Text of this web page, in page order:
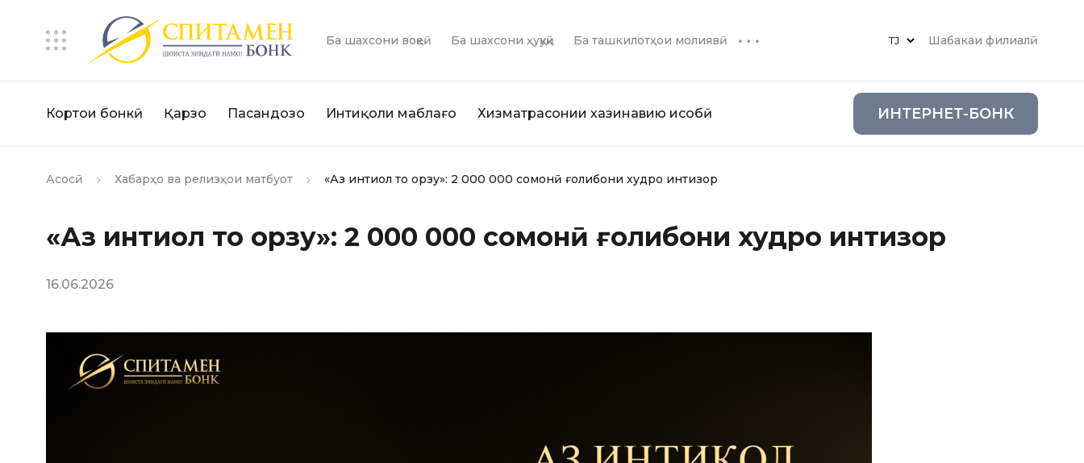
Ба шахсони воқеӣ Ба шахсони ҳуқуқӣ Ба ташкилотҳои молиявӣ Шабакаи филиалӣ
Кортҳои бонкӣ Қарзҳо Пасандозҳо Интиқоли маблағҳо Хизматрасонии хазинавию ҳисобӣ ИНТЕРНЕТ-БОНК
Асосӣ Хабарҳо ва релизҳои матбуот «Аз интиқол то орзу»: 2 000 000 сомонӣ ғолибони худро интизор
«Аз интиқол то орзу»: 2 000 000 сомонӣ ғолибони худро интизор
16.06.2026